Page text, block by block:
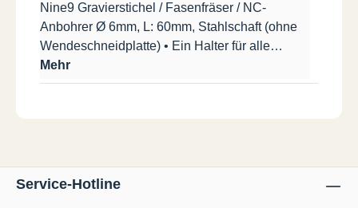
Nine9 Gravierstichel / Fasenfräser / NC-
Anbohrer Ø 6mm, L: 60mm, Stahlschaft (ohne
Wendeschneidplatte) • Ein Halter für alle…
Mehr
Service-Hotline